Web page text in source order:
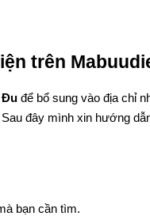
trên
Đu để bổ sung vào địa chỉ
đây mình xin hướng
bạn cần tìm.